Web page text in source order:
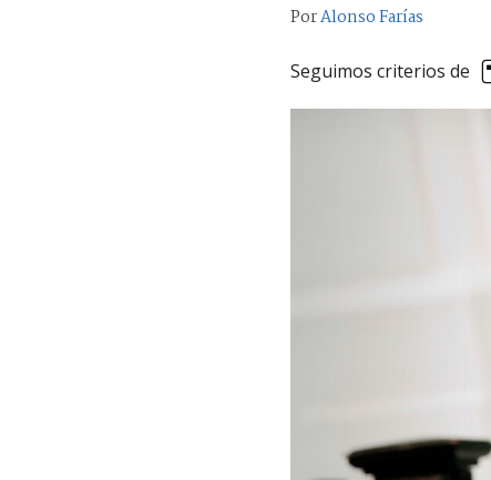
PorAlonso Farías
Seguimos criterios de